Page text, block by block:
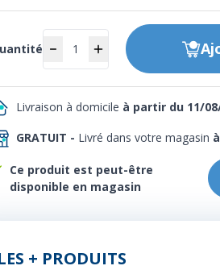
GRATUIT - Livré dans votre magasin
Livraison à domicile à partir du 11/
Ce produit est peut-être
disponible en magasin
+ PRODUITS